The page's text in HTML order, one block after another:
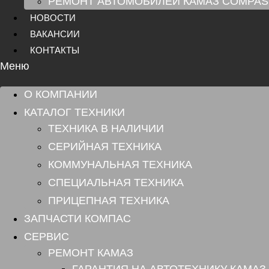
НОВОСТИ
ВАКАНСИИ
КОНТАКТЫ
Меню
О КОМПАНИИ
КАТАЛОГ ТЕХНИКИ
ТЕХНИКА В НАЛИЧИИ
СЕРИЙНАЯ ТЕХНИКА
КОММУНАЛЬНАЯ ТЕХНИКА
СПЕЦИАЛЬНАЯ ТЕХНИКА
ПРИЦЕПНАЯ ТЕХНИКА
ЗАПЧАСТИ КОМПАС
СЕРВИС
РЕМОНТ КАМАЗ